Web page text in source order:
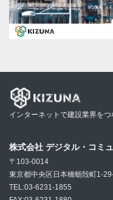
インターネットで建設業界を
株式会社 デジタル・コミ
〒103-0014
東京都中央区日本橋蛎殻町1-
TEL:03-6231-1855